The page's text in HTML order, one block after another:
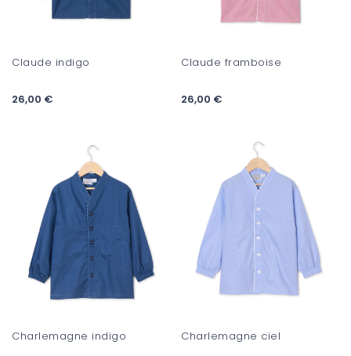
Claude indigo
26,00 €
Claude framboise
26,00 €
Charlemagne indigo Charlemagne ciel